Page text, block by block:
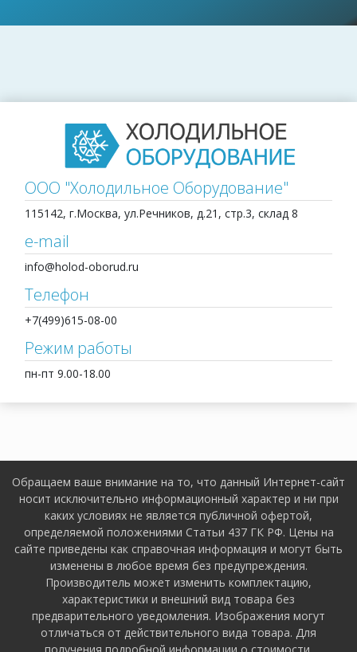
ООО "Холодильное Оборудование"
115142, г.Москва, ул.Речников, д.21, стр.3, склад 8
e-mail
info@holod-oborud.ru
Телефон
+7(499)615-08-00
Режим работы
пн-пт 9.00-18.00
Обращаем ваше внимание на то, что данный Интернет-сайт
носит исключительно информационный характер и ни при
каких условиях не является публичной офертой,
определяемой положениями Статьи 437 ГК РФ. Цены на
сайте приведены как справочная информация и могут быть
изменены в любое время без предупреждения.
Производитель может изменить комплектацию,
характеристики и внешний вид товара без
предварительного уведомления. Изображения могут
отличаться от действительного вида товара. Для
получения подробной информации о стоимости,